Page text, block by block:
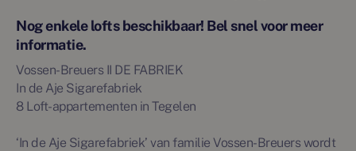
Nog enkele lofts beschikbaar! Bel snel voor meer
informatie.
Vossen-Breuers II DE FABRIEK
In de Aje Sigarefabriek
8 Loft-appartementen in Tegelen
‘In de Aje Sigarefabriek’ van familie Vossen-Breuers wordt